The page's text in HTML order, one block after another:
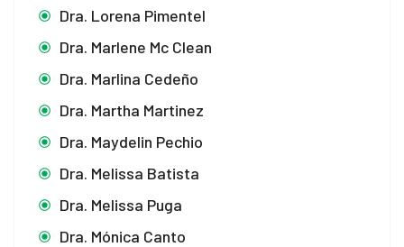
Dra. Lorena Pimentel
Dra. Marlene Mc Clean
Dra. Marlina Cedeño
Dra. Martha Martinez
Dra. Maydelin Pechio
Dra. Melissa Batista
Dra. Melissa Puga
Dra. Mónica Canto